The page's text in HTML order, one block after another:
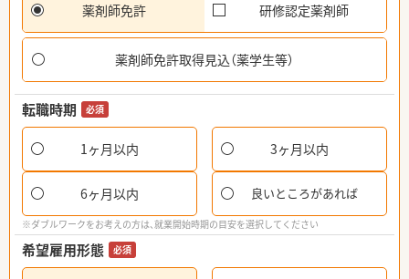
薬剤師免許 研修認定薬剤師
薬剤師免許取得見込（薬学生等）
転職時期 必須
1ヶ月以内 3ヶ月以内
6ヶ月以内 良いところがあれば
※ダブルワークをお考えの方は、就業開始時期の目安を選択してください
希望雇用形態 必須